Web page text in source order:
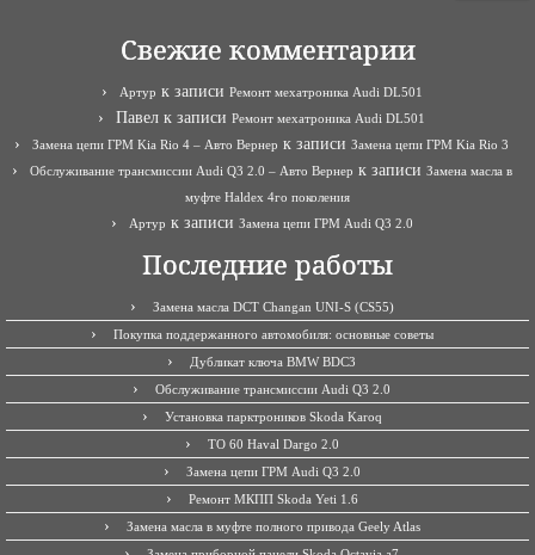
Свежие комментарии
Артур к записи Ремонт мехатроника Audi DL501
Павел к записи Ремонт мехатроника Audi DL501
Замена цепи ГРМ Kia Rio 4 – Авто Вернер к записи Замена цепи ГРМ Kia Rio 3
Обслуживание трансмиссии Audi Q3 2.0 – Авто Вернер к записи Замена масла в
муфте Haldex 4го поколения
Артур к записи Замена цепи ГРМ Audi Q3 2.0
Последние работы
Замена масла DCT Changan UNI-S (CS55)
Покупка поддержанного автомобиля: основные советы
Дубликат ключа BMW BDC3
Обслуживание трансмиссии Audi Q3 2.0
Установка парктроников Skoda Karoq
ТО 60 Haval Dargo 2.0
Замена цепи ГРМ Audi Q3 2.0
Ремонт МКПП Skoda Yeti 1.6
Замена масла в муфте полного привода Geely Atlas